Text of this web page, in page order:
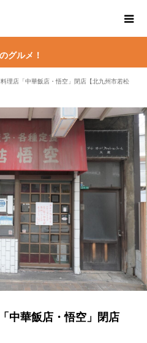
グルメ！
理店「中華飯店・悟空」閉店【北九州市若松
中華飯店・悟空」閉店